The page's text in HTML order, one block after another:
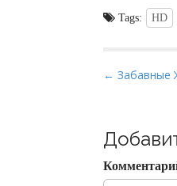
Tags: HD
P
t
n
a
← Забавные